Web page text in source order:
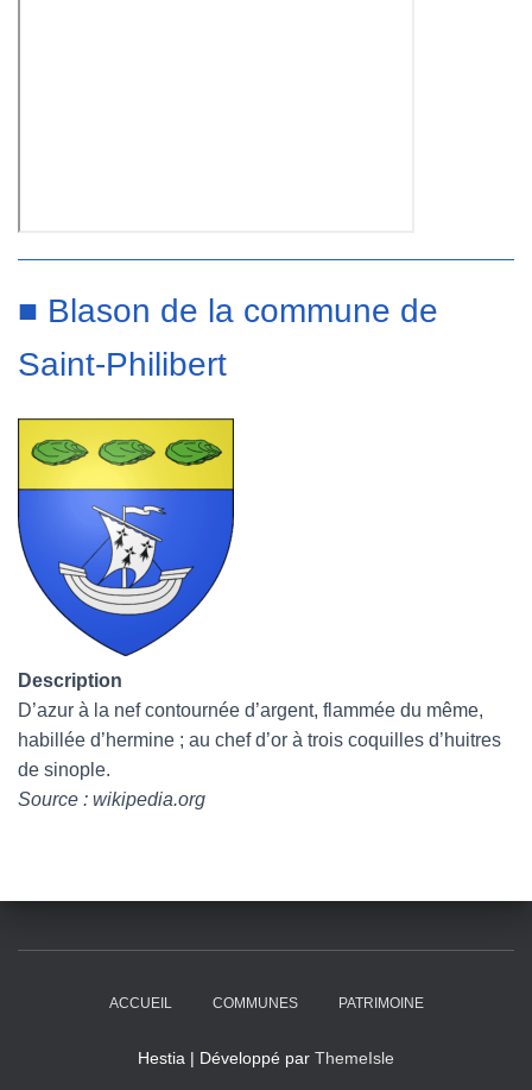
■ Blason de la commune de
Saint-Philibert
Description
D’azur à la nef contournée d’argent, flammée du même,
habillée d’hermine ; au chef d’or à trois coquilles d’huitres
de sinople.
Source : wikipedia.org
ACCUEIL COMMUNES PATRIMOINE
Hestia | Développé par ThemeIsle